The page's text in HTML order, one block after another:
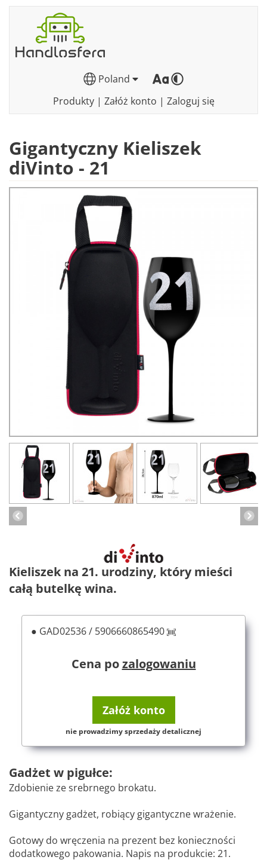
Poland
Produkty| Załóż konto | Zaloguj się
Gigantyczny Kieliszek
diVinto - 21
Kieliszek na 21. urodziny, który mieści
całą butelkę wina.
● GAD02536 / 5906660865490
Cena pozalogowaniu
Załóż konto
nie prowadzimy sprzedaży detalicznej
Gadżet w pigułce:
Zdobienie ze srebrnego brokatu.
Gigantyczny gadżet, robiący gigantyczne wrażenie.
Gotowy do wręczenia na prezent bez konieczności
dodatkowego pakowania. Napis na produkcie: 21.